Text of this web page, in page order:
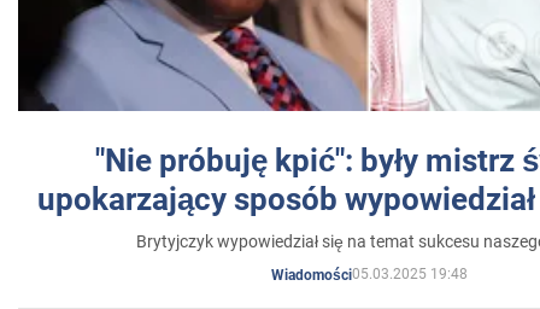
"Nie próbuję kpić": były mistrz
upokarzający sposób
Brytyjczyk wypowiedział się na temat sukcesu
Wiadomości05.03.2025 19:48